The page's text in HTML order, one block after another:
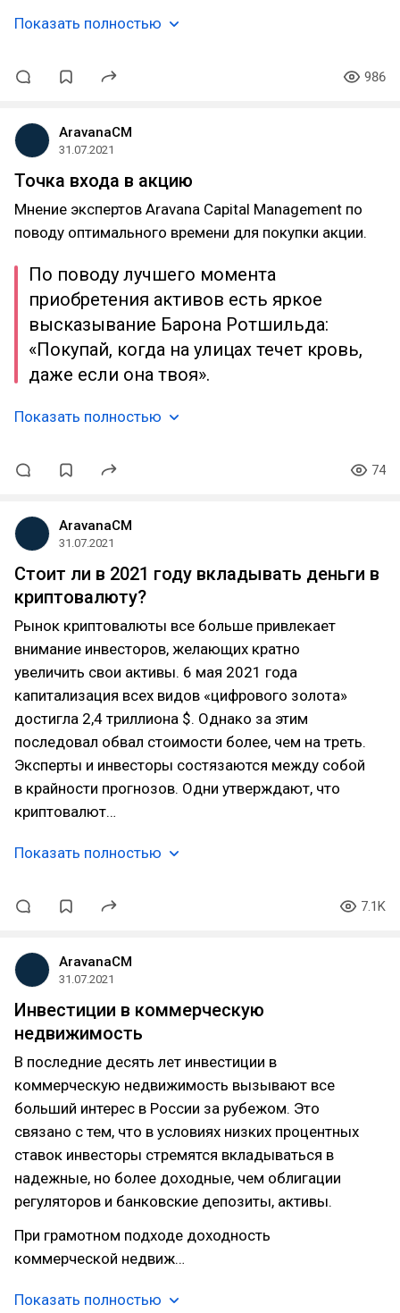
Показать полностью
986
AravanaCM
31.07.2021
Точка входа в акцию
Мнение экспертов Aravana Capital Management по
поводу оптимального времени для покупки акции.
По поводу лучшего момента
приобретения активов есть яркое
высказывание Барона Ротшильда:
«Покупай, когда на улицах течет кровь,
даже если она твоя».
Показать полностью
74
AravanaCM
31.07.2021
Стоит ли в 2021 году вкладывать деньги в
криптовалюту?
Рынок криптовалюты все больше привлекает
внимание инвесторов, желающих кратно
увеличить свои активы. 6 мая 2021 года
капитализация всех видов «цифрового золота»
достигла 2,4 триллиона $. Однако за этим
последовал обвал стоимости более, чем на треть.
Эксперты и инвесторы состязаются между собой
в крайности прогнозов. Одни утверждают, что
криптовалют…
Показать полностью
7.1K
AravanaCM
31.07.2021
Инвестиции в коммерческую
недвижимость
В последние десять лет инвестиции в
коммерческую недвижимость вызывают все
больший интерес в России за рубежом. Это
связано с тем, что в условиях низких процентных
ставок инвесторы стремятся вкладываться в
надежные, но более доходные, чем облигации
регуляторов и банковские депозиты, активы.
При грамотном подходе доходность
коммерческой недвиж…
Показать полностью